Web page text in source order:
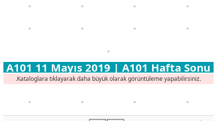
A101 11 Mayıs 2019 | A101 Hafta Sonu
.Kataloglara tıklayarak daha büyük olarak görüntüleme yapabilirsiniz.